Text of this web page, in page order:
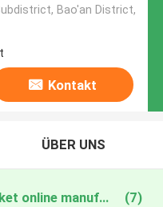
Bao'an District,
Kontakt
ÜBER UNS
remote control bulb socket online manufacture (7)